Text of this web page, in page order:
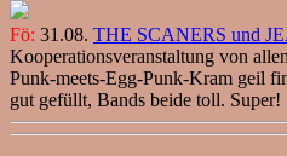
Fö: 31.08. THE SCANERS und
Kooperationsveranstaltung von
Punk-meets-Egg-Punk-Kram geil
gut gefüllt, Bands beide toll. Super!